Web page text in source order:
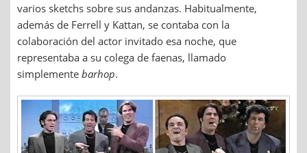
varios sketchs sobre sus andanzas. Habitualmente,
además de Ferrell y Kattan, se contaba con la
colaboración del actor invitado esa noche, que
representaba a su colega de faenas, llamado
simplemente barhop.